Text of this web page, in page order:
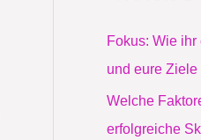
e
n
Fokus: Wie
und eure Ziele
Welche
erfolgreiche